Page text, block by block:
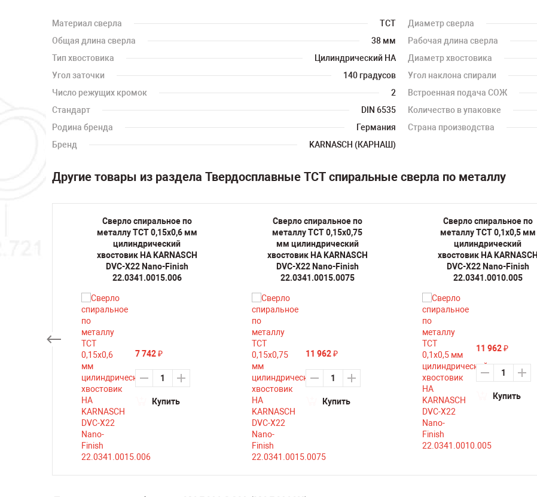
Материал сверла TCT Диаметр сверла
Общая длина сверла
38 мм Рабочая длина сверла
Тип хвостовика
Цилиндрический HA Диаметр хвостовика
Угол заточки
140 градусов Угол наклона спирали
Число режущих кромок
2 Встроенная подача СОЖ
Стандарт
DIN 6535 Количество в упаковке
Родина бренда
Германия Страна производства
Бренд
KARNASCH (КАРНАШ)
Другие товары из раздела Твердосплавные TCT спиральные сверла по металлу
Сверло спиральное по
металлу TCT 0,15х0,6 мм
цилиндрический
хвостовик HA KARNASCH
DVC-X22 Nano-Finish
22.0341.0015.006
7 742 ₽
Купить
Сверло спиральное по
металлу TCT 0,15х0,75
мм цилиндрический
хвостовик HA KARNASCH
DVC-X22 Nano-Finish
22.0341.0015.0075
11 962 ₽
Купить
Сверло спиральное по
металлу TCT 0,1х0,5 мм
цилиндрический
хвостовик HA KARNASCH
DVC-X22 Nano-Finish
22.0341.0010.005
11 962 ₽
Купить